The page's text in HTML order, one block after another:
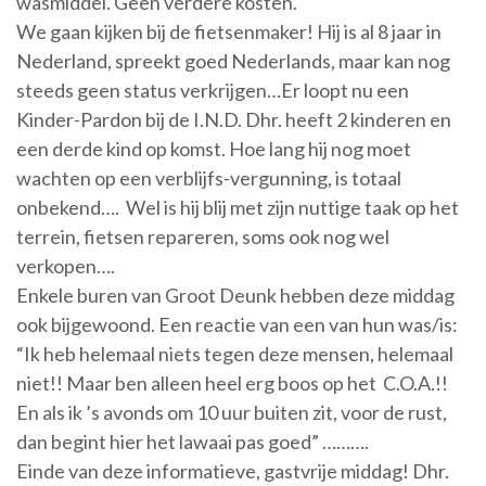
We gaan kijken bij de fietsenmaker! Hij is al 8 jaar in
Nederland, spreekt goed Nederlands, maar kan nog
steeds geen status verkrijgen…Er loopt nu een
Kinder-Pardon bij de I.N.D. Dhr. heeft 2 kinderen en
een derde kind op komst. Hoe lang hij nog moet
wachten op een verblijfs-vergunning, is totaal
onbekend…. Wel is hij blij met zijn nuttige taak op het
terrein, fietsen repareren, soms ook nog wel
verkopen….
Enkele buren van Groot Deunk hebben deze middag
ook bijgewoond. Een reactie van een van hun was/is:
“Ik heb helemaal niets tegen deze mensen, helemaal
niet!! Maar ben alleen heel erg boos op het C.O.A.!!
En als ik ’s avonds om 10 uur buiten zit, voor de rust,
dan begint hier het lawaai pas goed” ……….
Einde van deze informatieve, gastvrije middag! Dhr.